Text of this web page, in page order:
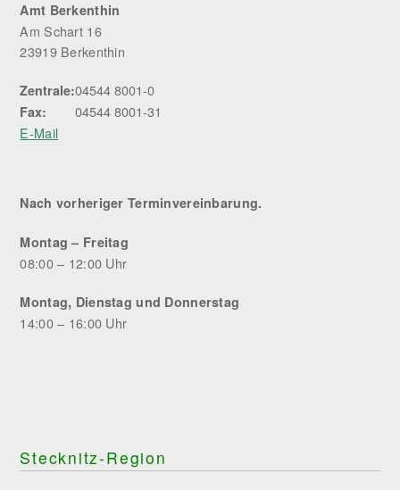
Amt Berkenthin
Am Schart 16
23919 Berkenthin
Zentrale:04544 8001-0
Fax:
04544 8001-31
E-Mail
Nach vorheriger Terminvereinbarung.
Montag – Freitag
08:00 – 12:00 Uhr
Montag, Dienstag und Donnerstag
14:00 – 16:00 Uhr
Stecknitz-Region